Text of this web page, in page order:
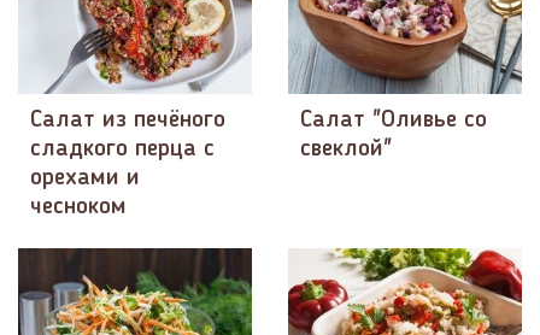
Салат из печёного
сладкого перца с
орехами и
чесноком
Салат "Оливье со
свеклой"